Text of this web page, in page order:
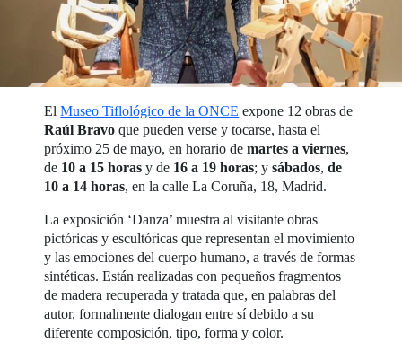
ElMuseo Tiflológico de la ONCE expone 12 obras de
Raúl Bravo que pueden verse y tocarse, hasta el
próximo 25 de mayo, en horario demartes a viernes,
de 10 a 15 horas y de 16 a 19 horas; ysábados, de
10 a 14 horas, en la calle La Coruña, 18, Madrid.
La exposición ‘Danza’ muestra al visitante obras
pictóricas y escultóricas que representan el movimiento
y las emociones del cuerpo humano, a través de formas
sintéticas. Están realizadas con pequeños fragmentos
de madera recuperada y tratada que, en palabras del
autor, formalmente dialogan entre sí debido a su
diferente composición, tipo, forma y color.